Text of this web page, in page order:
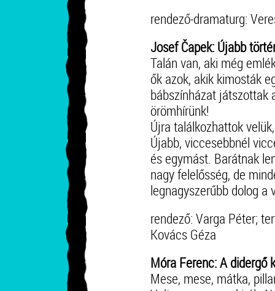
rendező-dramaturg:
Josef Čapek: Újabb
Talán van, aki még
ők azok, akik kimosták
bábszínházat játszottak
örömhírünk!
Újra találkozhattok
Újabb, viccesebbnél
és egymást. Barátnak
nagy felelősség, de
legnagyszerűbb dolog a
rendező: Varga Péter;
Kovács Géza
Móra Ferenc: A didergő
Mese, mese, mátka,